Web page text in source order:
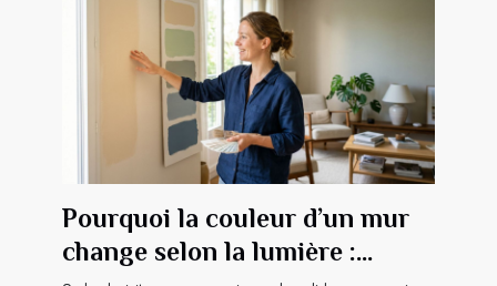
Pourquoi la couleur d’un mur
change selon la lumière :